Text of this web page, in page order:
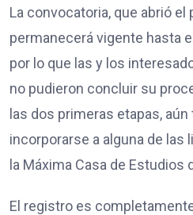
La convocatoria, que abrió el
permanecerá vigente hasta
por lo que las y los
no pudieron concluir su
las dos primeras etapas,
incorporarse a alguna de
la Máxima Casa de Estudios
El registro es